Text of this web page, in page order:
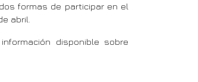
formas de participar en el
abril.
disponible sobre